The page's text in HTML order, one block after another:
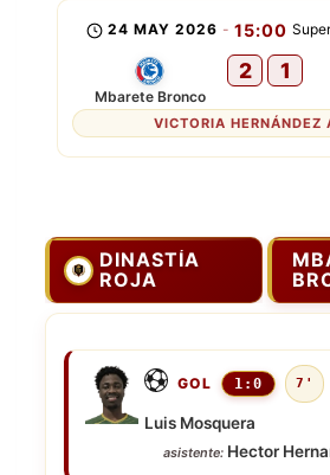
24 MAY 2026 - 15:00
Mbarete Bronco
2 1
VICTORIA HERNÁNDEZ
DINASTÍA
ROJA
GOL 1:0 7'
Luis Mosquera
asistente: Hector